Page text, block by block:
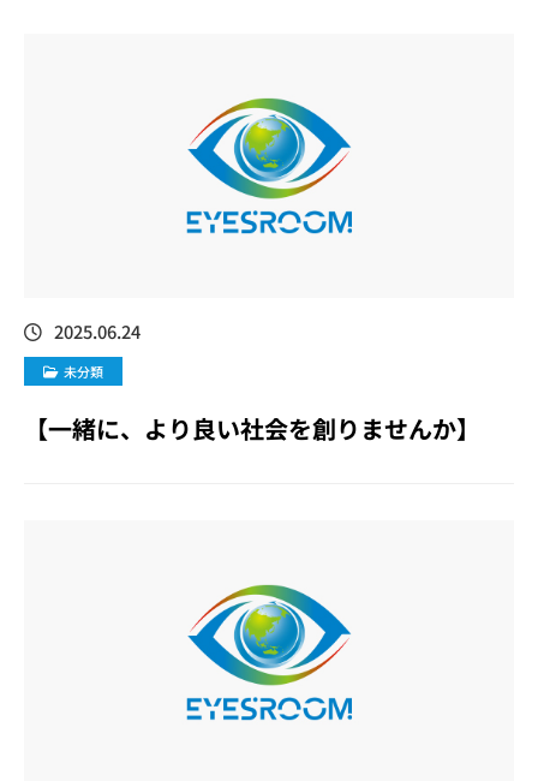
2025.06.24
未分類
【一緒に、より良い社会を創りませんか】